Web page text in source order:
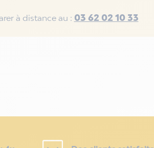
à distance au : 03 62 02 10 33